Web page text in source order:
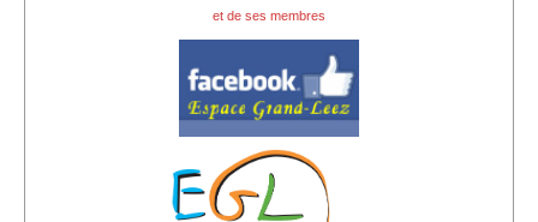
et de ses membres